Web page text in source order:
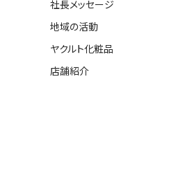
社長メッセージ
地域の活動
ヤクルト化粧品
店舗紹介